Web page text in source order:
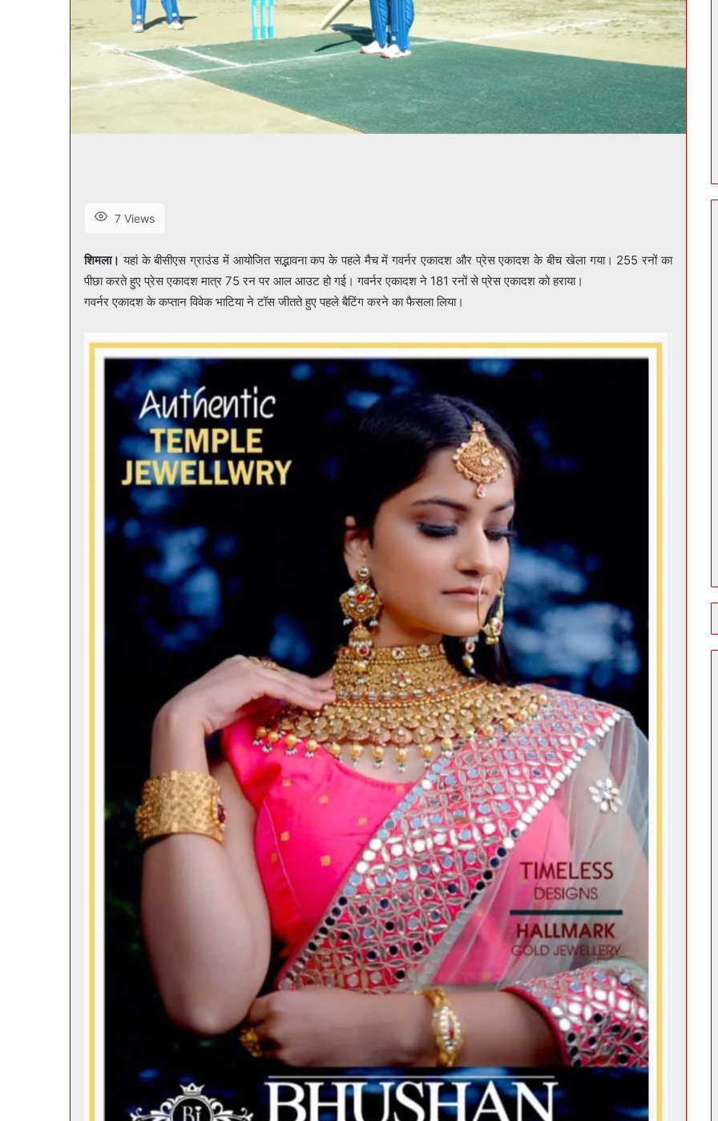
7 Views
शिमला। यहां के बीसीएस ग्राउंड में आयोजित सद्भावना कप के पहले मैच में गवर्नर एकादश और प्रेस एकादश के बीच खेला गया। 255 रनों का
पीछा करते हुए प्रेस एकादश मात्र 75 रन पर आल आउट हो गई। गवर्नर एकादश ने 181 रनों से प्रेस एकादश को हराया।
गवर्नर एकादश के कप्तान विवेक भाटिया ने टॉस जीतते हुए पहले बैटिंग करने का फैसला लिया।